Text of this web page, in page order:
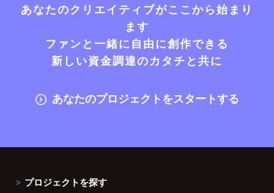
あなたのクリエイティブがここから始まり
ます
ファンと一緒に自由に創作できる
新しい資金調達のカタチと共に
あなたのプロジェクトをスタートする
プロジェクトを探す